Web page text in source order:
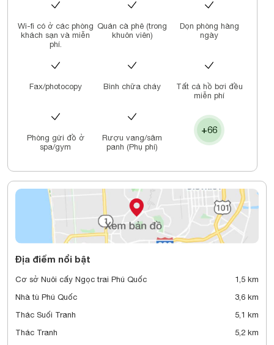
Trung Hải bậc nhất với các buổi trình diễn DJ đỉnh cao mỗi buổi
của Phú Quốc và khắp nơi trên thế giới.
Body & Sol Spa đem đến cho bạn 4 phòng spa trong nhà và 1 khu
thiết kế theo yêu cầu riêng của bạn.
nằm dài thả mình tận hưởng trên giường Bali hay trên những chiếc
võng đung đưa sảng khoái. Quả là một trải nghiệm tột cùng cho
Wi-fi có ở các phòng
khách sạn và miễn
phí.
Quán cà phê (trong
khuôn viên)
Dọn phòng hàng
ngày
Fax/photocopy Bình chữa cháy
Tất cả hồ bơi đều
miễn phí
Phòng gửi đồ ở
spa/gym
Rượu vang/sâm
panh (Phụ phí)
+66
Địa điểm nổi bật
Cơ sở Nuôi cấy Ngọc trai Phú Quốc
1,5 km
Nhà tù Phú Quốc
3,6 km
Thác Suối Tranh
5,1 km
Thác Tranh
5,2 km